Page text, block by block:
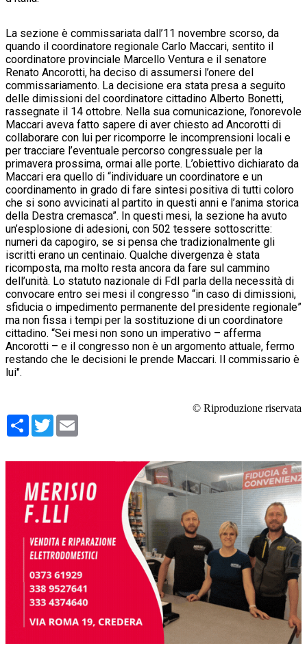
La sezione è commissariata dall’11 novembre scorso, da
quando il coordinatore regionale Carlo Maccari, sentito il
coordinatore provinciale Marcello Ventura e il senatore
Renato Ancorotti, ha deciso di assumersi l’onere del
commissariamento. La decisione era stata presa a seguito
delle dimissioni del coordinatore cittadino Alberto Bonetti,
rassegnate il 14 ottobre. Nella sua comunicazione, l’onorevole
Maccari aveva fatto sapere di aver chiesto ad Ancorotti di
collaborare con lui per ricomporre le incomprensioni locali e
per tracciare l’eventuale percorso congressuale per la
primavera prossima, ormai alle porte. L’obiettivo dichiarato da
Maccari era quello di “individuare un coordinatore e un
coordinamento in grado di fare sintesi positiva di tutti coloro
che si sono avvicinati al partito in questi anni e l’anima storica
della Destra cremasca”. In questi mesi, la sezione ha avuto
un’esplosione di adesioni, con 502 tessere sottoscritte:
numeri da capogiro, se si pensa che tradizionalmente gli
iscritti erano un centinaio. Qualche divergenza è stata
ricomposta, ma molto resta ancora da fare sul cammino
dell’unità. Lo statuto nazionale di FdI parla della necessità di
convocare entro sei mesi il congresso “in caso di dimissioni,
sfiducia o impedimento permanente del presidente regionale”
ma non fissa i tempi per la sostituzione di un coordinatore
cittadino. “Sei mesi non sono un imperativo – afferma
Ancorotti – e il congresso non è un argomento attuale, fermo
restando che le decisioni le prende Maccari. Il commissario è
lui".
© Riproduzione riservata
Condividi
Twitter